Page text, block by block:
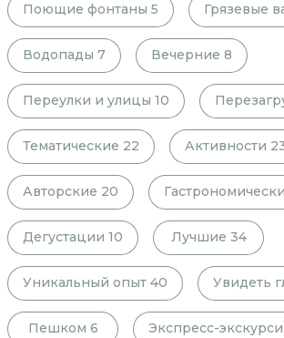
Поющие фонтаны 5 Грязевые
Водопады 7 Вечерние 8
Переулки и улицы 10
Тематические 22 Активности
Авторские 20
Дегустации 10 Лучшие 34
Уникальный опыт 40 Увидеть
Пешком 6 Экспресс-